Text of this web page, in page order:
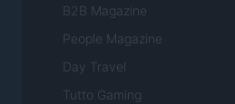
B2B Magazine
People Magazine
Day Travel
Tutto Gaming